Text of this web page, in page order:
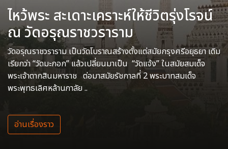
ไหว้พระ สะเดาะเคราะห์ให้ชีวิตรุ่งโรจน์
ณ วัดอรุณราชวราราม
วัดอรุณราชวราราม เป็นวัดโบราณสร้างตั้งแต่สมัยกรุงศรีอยุธยา เดิม
เรียกว่า “วัดมะกอก” แล้วเปลี่ยนมาเป็น “วัดแจ้ง” ในสมัยสมเด็จ
พระเจ้าตากสินมหาราช ต่อมาสมัยรัชกาลที่ 2 พระบาทสมเด็จ
พระพุทธเลิศหล้านภาลัย ..
อ่านเรื่องราว